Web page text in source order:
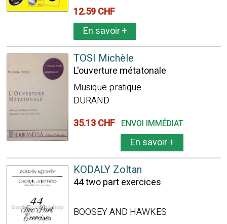
12.59 CHF
En savoir+
TOSI Michèle
L'ouverture métatonale
Musique pratique
DURAND
35.13 CHF ENVOI IMMÉDIAT
En savoir+
KODALY Zoltan
44 two part exercices
BOOSEY AND HAWKES